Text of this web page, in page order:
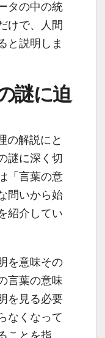
タの中の統
けで、人間
と説明しま
謎に迫
の解説にと
謎に深く切
「言葉の意
問いから始
紹介してい
を意味その
言葉の意味
を見る必要
なくなって
ことを指